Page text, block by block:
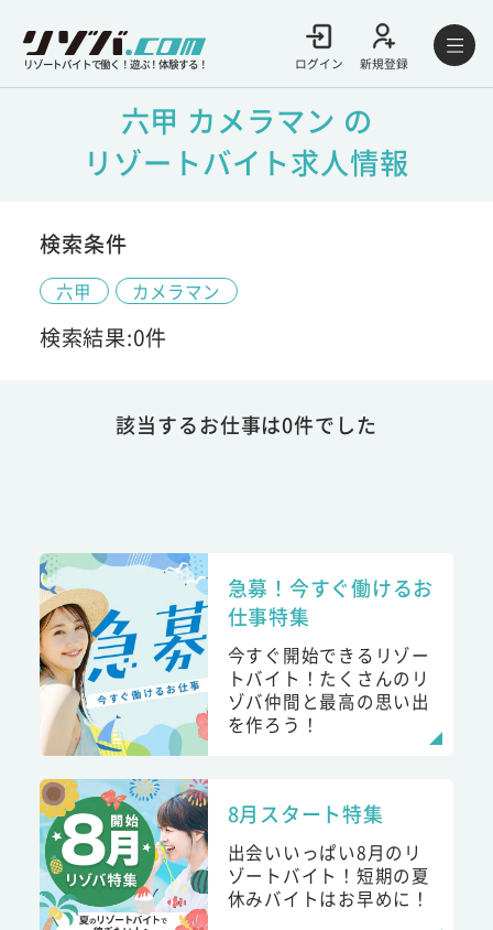
リゾートバイトで働く！遊ぶ！体験する！ ログイン 新規登録
六甲 カメラマン の
リゾートバイト求人情報
検索条件
六甲 カメラマン
検索結果:0件
該当するお仕事は0件でした
急募！今すぐ働けるお
仕事特集
今すぐ開始できるリゾー
トバイト！たくさんのリ
ゾバ仲間と最高の思い出
を作ろう！
8月スタート特集
出会いいっぱい8月のリ
ゾートバイト！短期の夏
休みバイトはお早めに！